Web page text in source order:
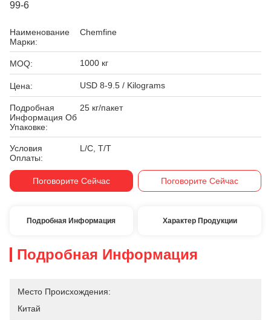
99-6
Наименование
Марки:
Chemfine
MOQ: 1000 кг
Цена: USD 8-9.5 / Kilograms
Подробная
Информация Об
Упаковке:
25 кг/пакет
Условия
Оплаты:
L/C, T/T
Поговорите Сейчас Поговорите Сейчас
Подробная Информация Характер Продукции
Подробная Информация
Место Происхождения:
Китай